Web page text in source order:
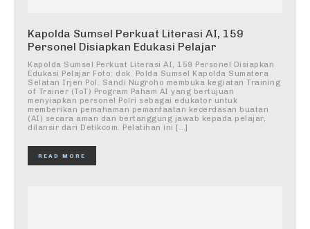
Kapolda Sumsel Perkuat Literasi AI, 159
Personel Disiapkan Edukasi Pelajar
Kapolda Sumsel Perkuat Literasi AI, 159 Personel Disiapkan
Edukasi Pelajar Foto: dok. Polda Sumsel Kapolda Sumatera
Selatan Irjen Pol. Sandi Nugroho membuka kegiatan Training
of Trainer (ToT) Program Paham AI yang bertujuan
menyiapkan personel Polri sebagai edukator untuk
memberikan pemahaman pemanfaatan kecerdasan buatan
(AI) secara aman dan bertanggung jawab kepada pelajar,
dilansir dari Detikcom. Pelatihan ini […]
READ MORE